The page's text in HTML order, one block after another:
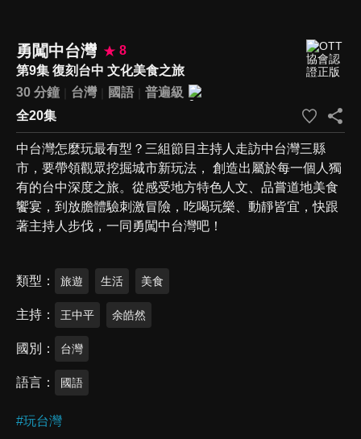
勇闖中台灣
8
第9集 復刻台中 文化美食之旅
30 分鐘
台灣 國語
普遍級
全20集
中台灣怎麼玩最有型？三組節目主持人走訪中台灣三縣
市，要帶領觀眾挖掘城市新玩法， 創造出屬於每一個人獨
有的台中深度之旅。從感受地方特色人文、品嘗道地美食
饗宴，到放膽體驗刺激冒險，吃喝玩樂、動靜皆宜，快跟
著主持人步伐，一同勇闖中台灣吧！
類型 旅遊 生活 美食
主持 王中平 余皓然
國別 台灣
語言 國語
#玩台灣